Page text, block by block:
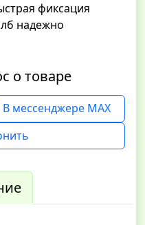
фиксация
надежно
о товаре
В мессенджере MAX